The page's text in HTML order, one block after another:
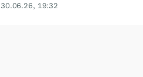
30.06.26, 19:32